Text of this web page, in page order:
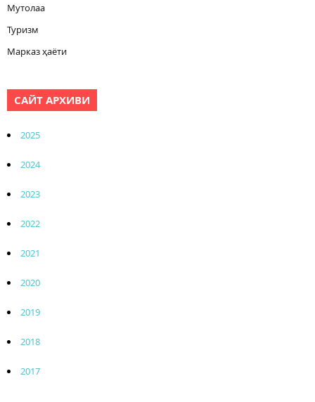
Мутолаа
Туризм
Марказ ҳаёти
САЙТ АРХИВИ
2025
2024
2023
2022
2021
2020
2019
2018
2017